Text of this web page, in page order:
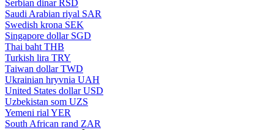
Serbian dinar RSD
Saudi Arabian riyal SAR
Swedish krona SEK
Singapore dollar SGD
Thai baht THB
Turkish lira TRY
Taiwan dollar TWD
Ukrainian hryvnia UAH
United States dollar USD
Uzbekistan som UZS
Yemeni rial YER
South African rand ZAR